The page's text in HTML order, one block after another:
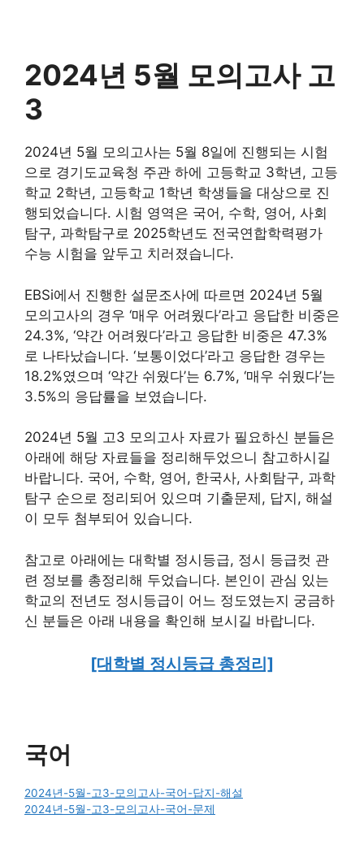
2024년 5월 모의고사 고
3
2024년 5월 모의고사는 5월 8일에 진행되는 시험
으로 경기도교육청 주관 하에 고등학교 3학년, 고등
학교 2학년, 고등학교 1학년 학생들을 대상으로 진
행되었습니다. 시험 영역은 국어, 수학, 영어, 사회
탐구, 과학탐구로 2025학년도 전국연합학력평가
수능 시험을 앞두고 치러졌습니다.
EBSi에서 진행한 설문조사에 따르면 2024년 5월
모의고사의 경우 ‘매우 어려웠다’라고 응답한 비중은
24.3%, ‘약간 어려웠다’라고 응답한 비중은 47.3%
로 나타났습니다. ‘보통이었다’라고 응답한 경우는
18.2%였으며 ‘약간 쉬웠다’는 6.7%, ‘매우 쉬웠다’는
3.5%의 응답률을 보였습니다.
2024년 5월 고3 모의고사 자료가 필요하신 분들은
아래에 해당 자료들을 정리해두었으니 참고하시길
바랍니다. 국어, 수학, 영어, 한국사, 사회탐구, 과학
탐구 순으로 정리되어 있으며 기출문제, 답지, 해설
이 모두 첨부되어 있습니다.
참고로 아래에는 대학별 정시등급, 정시 등급컷 관
련 정보를 총정리해 두었습니다. 본인이 관심 있는
학교의 전년도 정시등급이 어느 정도였는지 궁금하
신 분들은 아래 내용을 확인해 보시길 바랍니다.
[대학별 정시등급 총정리]
국어
2024년-5월-고3-모의고사-국어-답지-해설
2024년-5월-고3-모의고사-국어-문제